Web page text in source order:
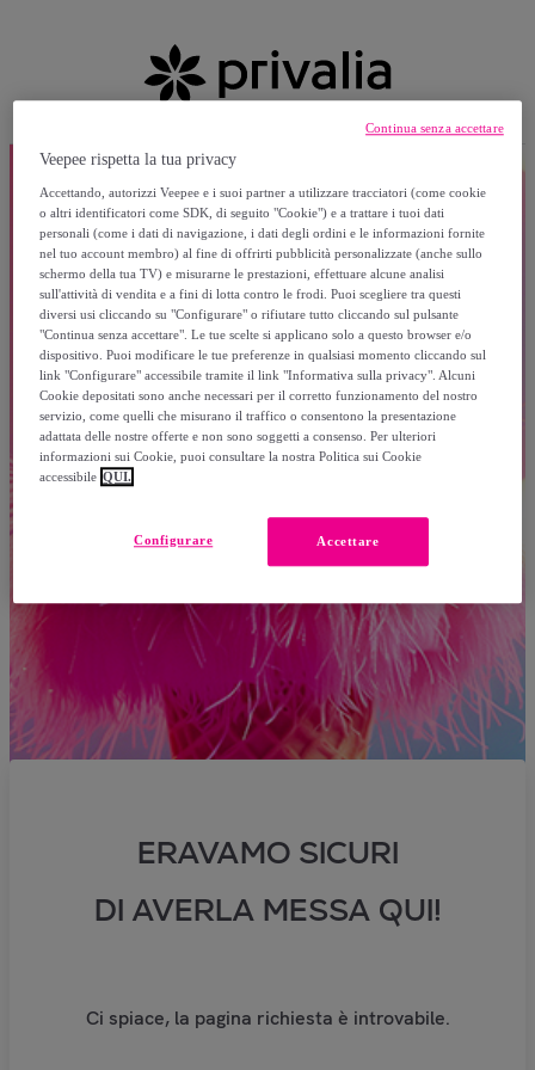
ERAVAMO SICURI
DI AVERLA MESSA QUI!
Ci spiace, la pagina richiesta è introvabile.
Veepee rispetta la tua privacy
Accettando, autorizzi Veepee e i suoi partner a utilizzare tracciatori (come cookie
o altri identificatori come SDK, di seguito "Cookie") e a trattare i tuoi dati
personali (come i dati di navigazione, i dati degli ordini e le informazioni fornite
nel tuo account membro) al fine di offrirti pubblicità personalizzate (anche sullo
schermo della tua TV) e misurarne le prestazioni, effettuare alcune analisi
sull'attività di vendita e a fini di lotta contro le frodi. Puoi scegliere tra questi
diversi usi cliccando su "Configurare" o rifiutare tutto cliccando sul pulsante
"Continua senza accettare". Le tue scelte si applicano solo a questo browser e/o
dispositivo. Puoi modificare le tue preferenze in qualsiasi momento cliccando sul
link "Configurare" accessibile tramite il link "Informativa sulla privacy". Alcuni
Cookie depositati sono anche necessari per il corretto funzionamento del nostro
servizio, come quelli che misurano il traffico o consentono la presentazione
adattata delle nostre offerte e non sono soggetti a consenso. Per ulteriori
informazioni sui Cookie, puoi consultare la nostra Politica sui Cookie
accessibile QUI.
Accettare
Configurare
Continua senza accettare